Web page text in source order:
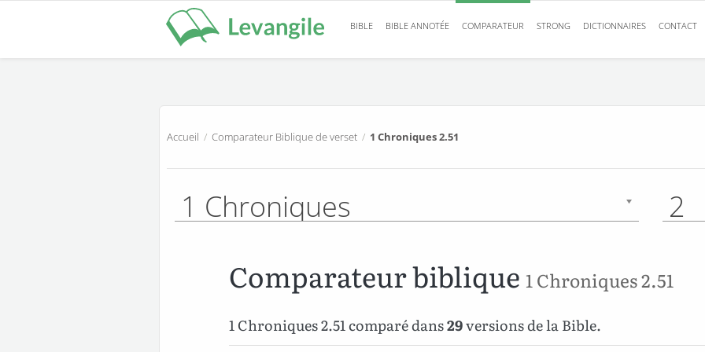
BIBLE BIBLE ANNOTÉE COMPARATEUR STRONG DICTIONNAIRES CONTACT
Accueil / Comparateur Biblique de verset / 1 Chroniques 2.51
1 Chroniques 2
Comparateur biblique 1 Chroniques 2.51
1 Chroniques 2.51 comparé dans29versions de la Bible.